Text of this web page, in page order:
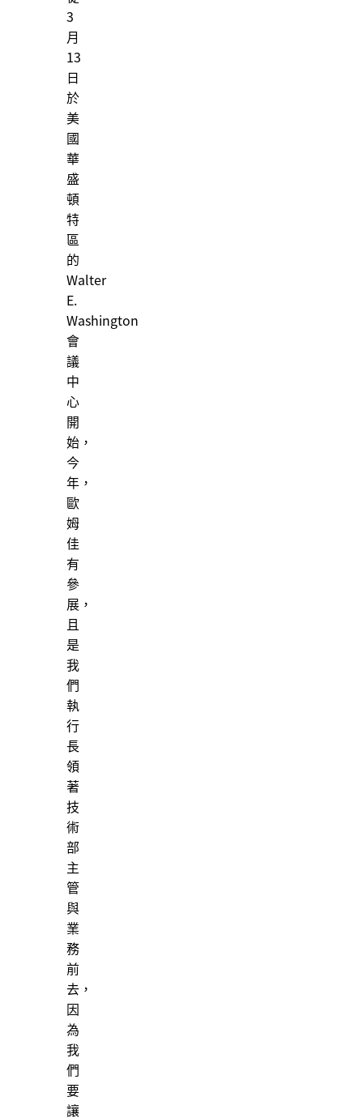
3
月
13
日
於
美
國
華
盛
頓
特
區
的
Walter
E.
Washington
會
議
中
心
開
始，
今
年，
歐
姆
佳
有
參
展，
且
是
我
們
執
行
長
領
著
技
術
部
主
管
與
業
務
前
去，
因
為
我
們
要
讓